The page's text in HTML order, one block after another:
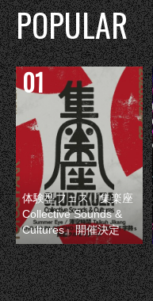
POPULAR
体験型フェス『集楽座
Collective Sounds &
Cultures』開催決定